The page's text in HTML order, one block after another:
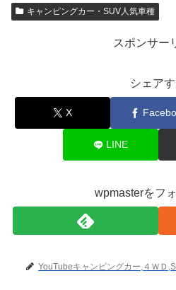
キャンピングカー・SUV人気車種
スポンサー
シェア
X
LINE
wpmasterをフ
YouTubeキャンピングカー,４ＷＤ